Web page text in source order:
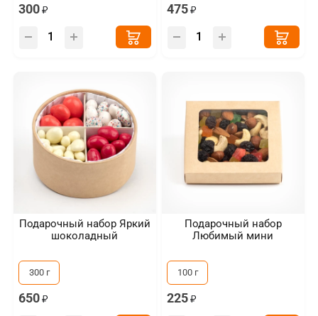
300 475
Подарочный набор Яркий
шоколадный
300 г
650
Подарочный набор
Любимый мини
100 г
225